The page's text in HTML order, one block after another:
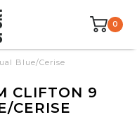
0
Blue/Cerise
CLIFTON 9
CERISE